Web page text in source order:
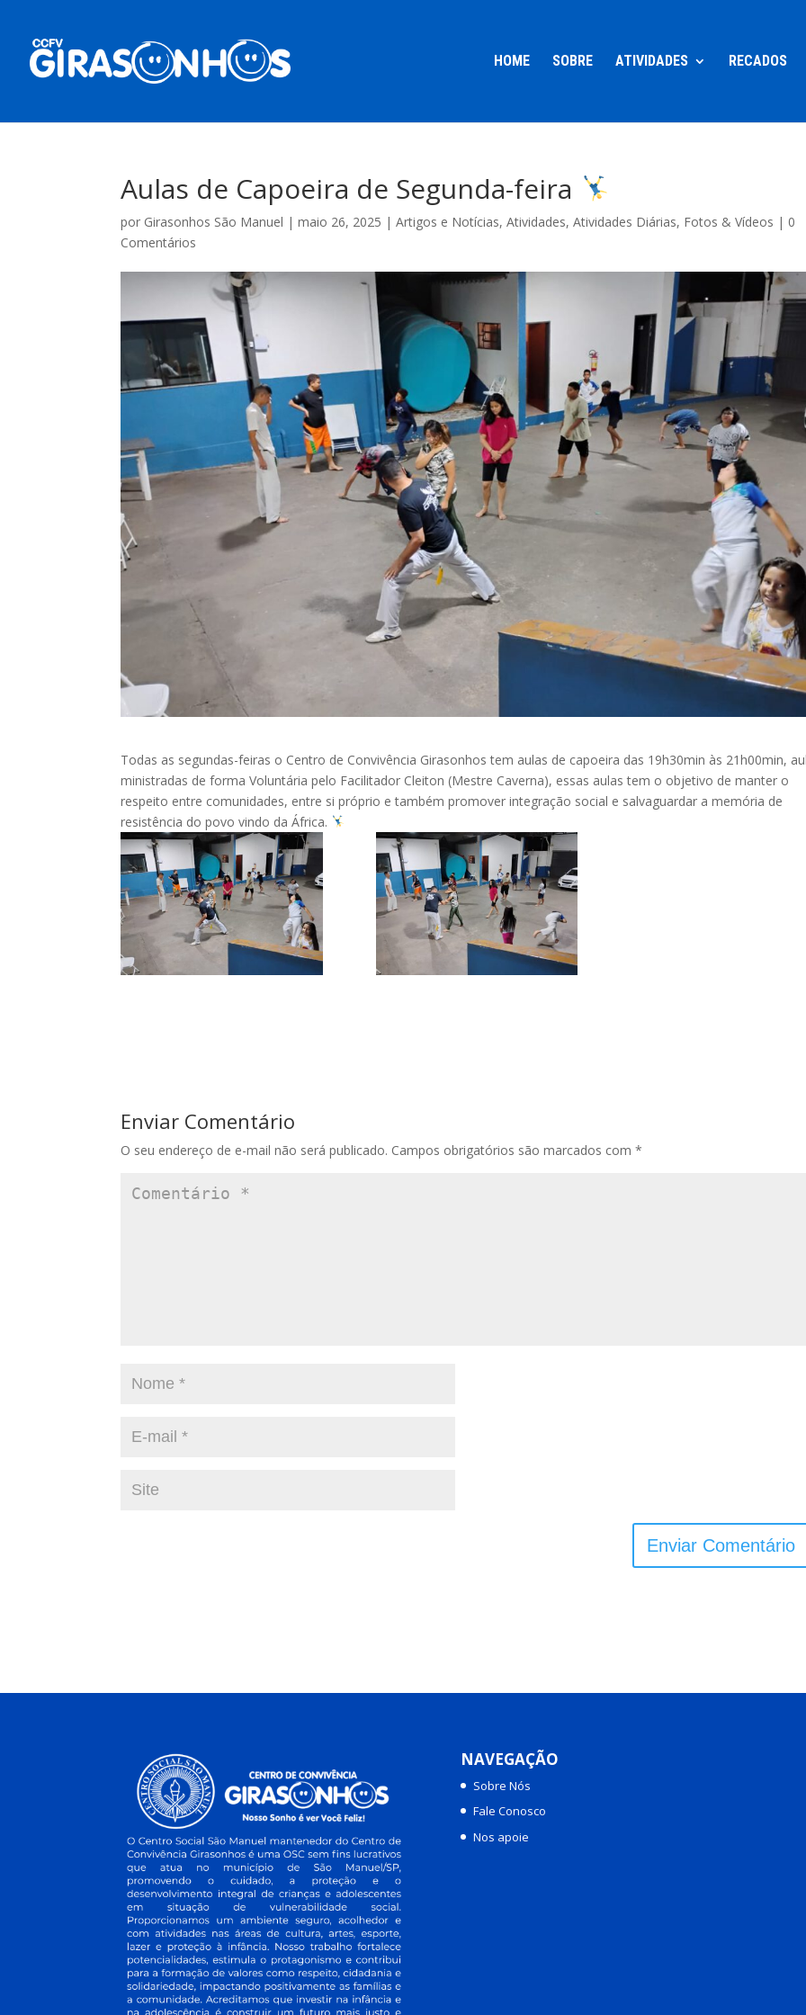
HOME SOBRE ATIVIDADES RECADOS
Aulas de Capoeira de Segunda-feira
por Girasonhos São Manuel |maio 26, 2025 |Artigos e Notícias,Atividades,Atividades Diárias, Fotos & Vídeos | 0
Comentários
Todas as segundas-feiras o Centro de Convivência Girasonhos tem aulas de capoeira das 19h30min às 21h00min,
ministradas de forma Voluntária pelo Facilitador Cleiton (Mestre Caverna), essas aulas tem o objetivo de manter o
respeito entre comunidades, entre si próprio e também promover integração social e salvaguardar a memória de
resistência do povo vindo da África.
Enviar Comentário
O seu endereço de e-mail não será publicado. Campos obrigatórios são marcados com*
NAVEGAÇÃO
Sobre Nós
Fale Conosco
Nos apoie